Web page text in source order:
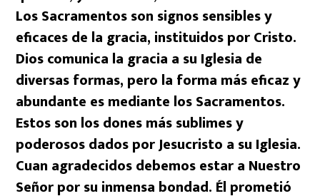
Los Sacramentos son signos sensibles y
eficaces de la gracia, instituidos por Cristo.
Dios comunica la gracia a su Iglesia de
diversas formas, pero la forma más eficaz y
abundante es mediante los Sacramentos.
Estos son los dones más sublimes y
poderosos dados por Jesucristo a su Iglesia.
Cuan agradecidos debemos estar a Nuestro
Señor por su inmensa bondad. Él prometió